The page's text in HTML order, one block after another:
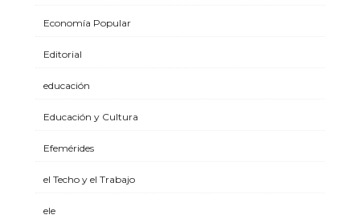
Economía Popular
Editorial
educación
Educación y Cultura
Efemérides
el Techo y el Trabajo
ele